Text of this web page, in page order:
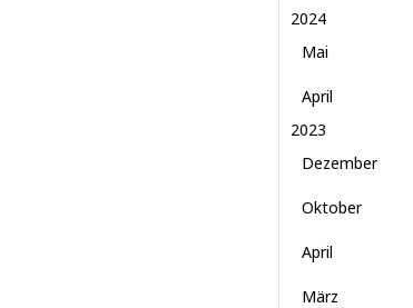
2024
Mai
April
2023
Dezember
Oktober
April
März